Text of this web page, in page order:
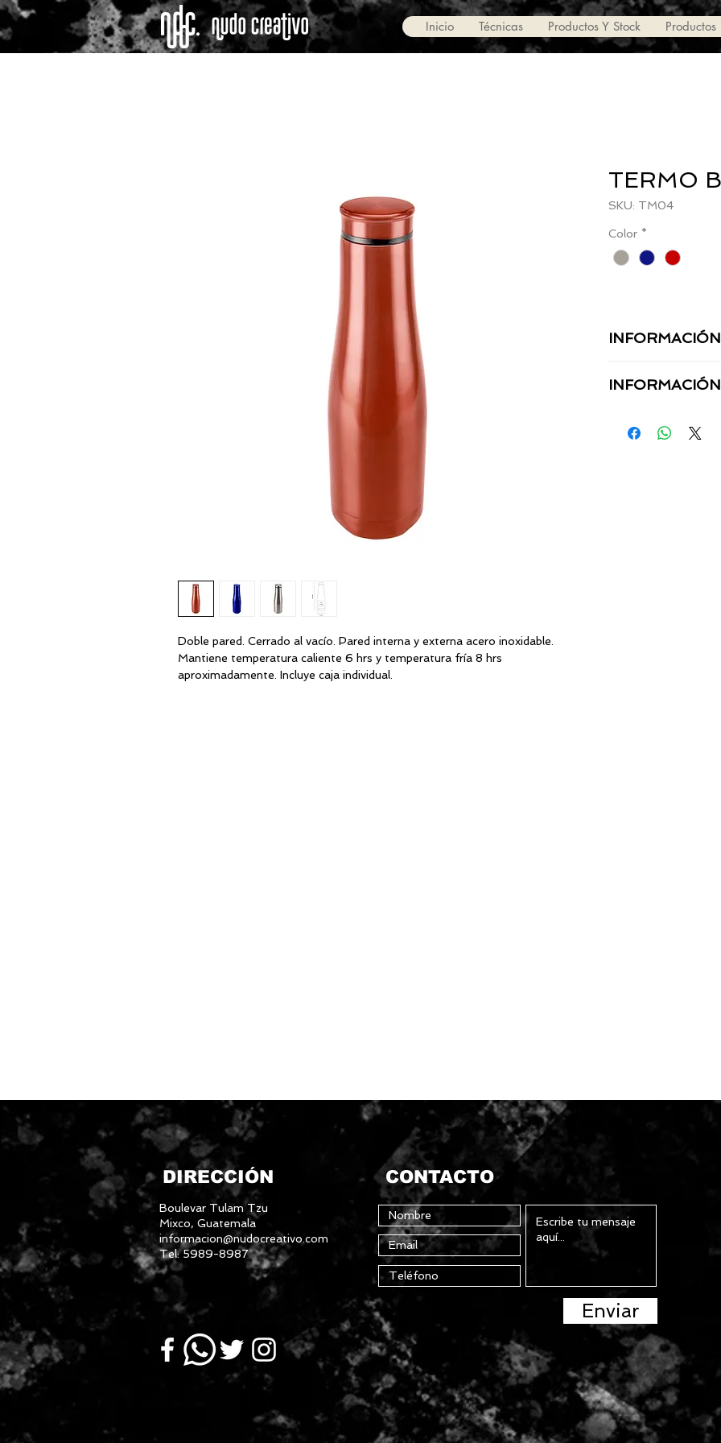
Inicio Técnicas Productos Y Stock Productos
Doble pared. Cerrado al vacío. Pared interna y externa acero inoxidable.
Mantiene temperatura caliente 6 hrs y temperatura fría 8 hrs
aproximadamente. Incluye caja individual.
TERMO
SKU: TM04
Color *
MATERIAL:
TÉCNICA:
DIRECCIÓN CONTACTO
Boulevar Tulam Tzu
Mixco, Guatemala
informacion@nudocreativo.com
Tel: 5989-8987
Enviar